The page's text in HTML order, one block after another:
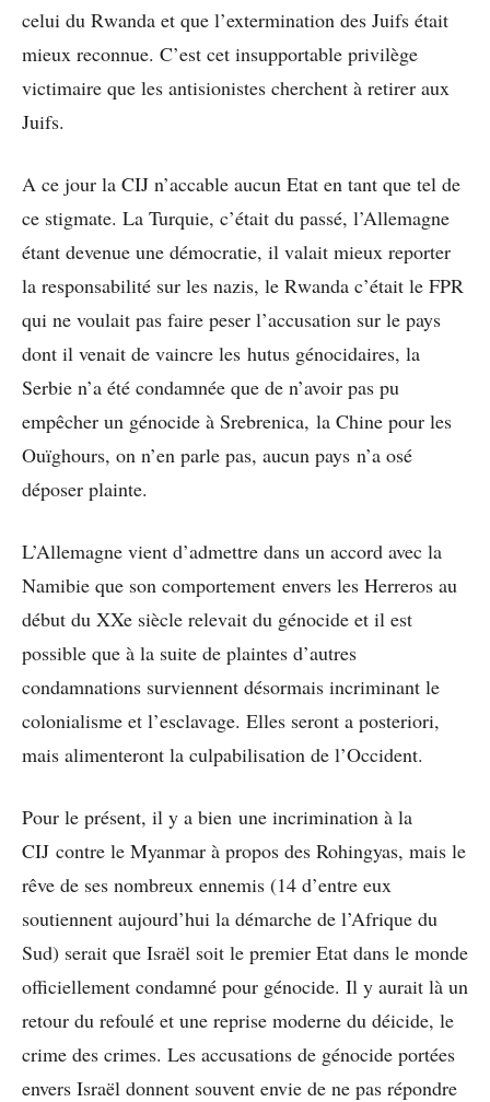
celui du Rwanda et que l’extermination des Juifs était
mieux reconnue. C’est cet insupportable privilège
victimaire que les antisionistes cherchent à retirer aux
Juifs.
A ce jour la CIJ n’accable aucun Etat en tant que tel de
ce stigmate. La Turquie, c’était du passé, l’Allemagne
étant devenue une démocratie, il valait mieux reporter
la responsabilité sur les nazis, le Rwanda c’était le FPR
qui ne voulait pas faire peser l’accusation sur le pays
dont il venait de vaincre les hutus génocidaires, la
Serbie n’a été condamnée que de n’avoir pas pu
empêcher un génocide à Srebrenica, la Chine pour les
Ouïghours, on n’en parle pas, aucun pays n’a osé
déposer plainte.
L’Allemagne vient d’admettre dans un accord avec la
Namibie que son comportement envers les Herreros au
début du XXe siècle relevait du génocide et il est
possible que à la suite de plaintes d’autres
condamnations surviennent désormais incriminant le
colonialisme et l’esclavage. Elles seront a posteriori,
mais alimenteront la culpabilisation de l’Occident.
Pour le présent, il y a bien une incrimination à la
CIJ contre le Myanmar à propos des Rohingyas, mais le
rêve de ses nombreux ennemis (14 d’entre eux
soutiennent aujourd’hui la démarche de l’Afrique du
Sud) serait que Israël soit le premier Etat dans le monde
officiellement condamné pour génocide. Il y aurait là un
retour du refoulé et une reprise moderne du déicide, le
crime des crimes. Les accusations de génocide portées
envers Israël donnent souvent envie de ne pas répondre